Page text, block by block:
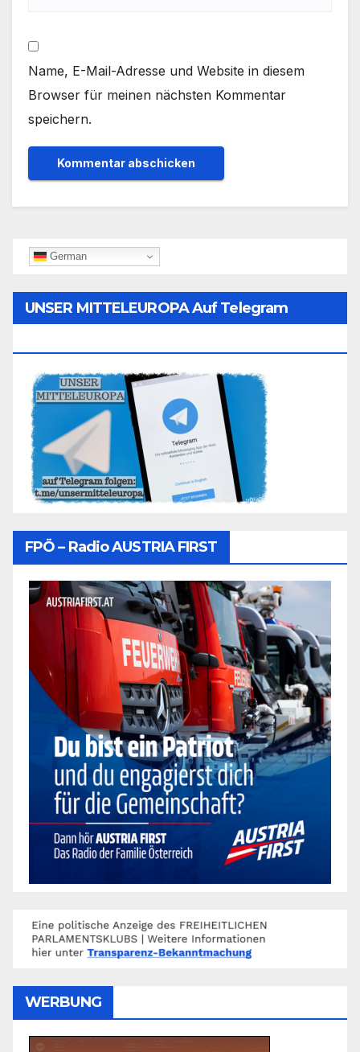
Name, E-Mail-Adresse und Website in diesem
Browser für meinen nächsten Kommentar
speichern.
German
UNSER MITTELEUROPA Auf Telegram
FPÖ – Radio AUSTRIA FIRST
WERBUNG